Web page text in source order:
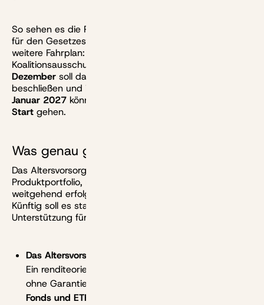
So sehen es die Pläne des Finanzministeriums vor, das
für den Gesetzesvorschlag verantwortlich zeichnet. Der
weitere Fahrplan: Bereits in dieser Woche soll der
Koalitionsausschuss über die Pläne beraten.
Dezember soll das
beschließen und ins Parlament einbringen.
Januar 2027 könnten die neuen Produkte dann
Start gehen.
Was genau geplant ist
Das Altersvorsorgedepot gehört zum neuen
Produktportfolio, mit dem der Staat die zuletzt
weitgehend erfolglose Riester-Rente ablösen will.
Künftig soll es statt der Riester-Förderung staatliche
Unterstützung für
Das Altersvorsorgedepot:
Ein renditeorientierter Vertrag zum Fondssparen
ohne Garantie. Zulässig sind hier grundsätzlich
Fonds und ETFs bis zur Risikoklasse 5